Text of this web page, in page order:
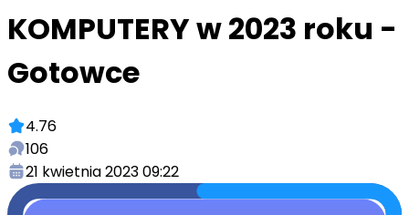
KOMPUTERY w 2023 roku -
Gotowce
4.76
106
21 kwietnia 2023 09:22